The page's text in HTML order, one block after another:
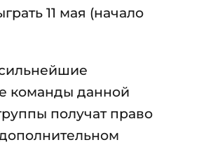
11 мая (начало
команды данной
получат право